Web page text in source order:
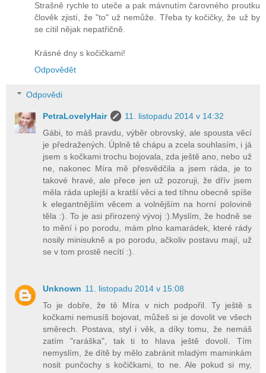
Strašně rychle to uteče a pak mávnutím čarovného proutku
člověk zjistí, že "to" už nemůže. Třeba ty kočičky, že už by
se cítil nějak nepatřičně.
Krásné dny s kočičkami!
Odpovědět
Odpovědi
PetraLovelyHair
11. listopadu 2014 v 14:32
Gábi, to máš pravdu, výběr obrovský, ale spousta věcí
je předražených. Úplně tě chápu a zcela souhlasím, i já
jsem s kočkami trochu bojovala, zda ještě ano, nebo už
ne, nakonec Míra mě přesvědčila a jsem ráda, je to
takové hravé, ale přece jen už pozoruji, že dřív jsem
měla ráda uplejší a kratší věci a ted tíhnu obecně spíše
k elegantnějším věcem a volnějším na horní polovině
těla :). To je asi přirozený vývoj :).Myslím, že hodně se
to mění i po porodu, mám plno kamarádek, které rády
nosily minisukně a po porodu, ačkoliv postavu mají, už
se v tom prostě necítí :).
Unknown 11. listopadu 2014 v 15:08
To je dobře, že tě Míra v nich podpořil. Ty ještě s
kočkami nemusíš bojovat, můžeš si je dovolit ve všech
směrech. Postava, styl i věk, a díky tomu, že nemáš
zatím "raráška", tak ti to hlava ještě dovolí. Tím
nemyslím, že dítě by mělo zabránit mladým maminkám
nosit punčochy s kočičkami, to ne. Ale pokud si my,